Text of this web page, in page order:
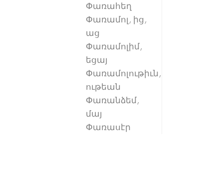
Փառահեղ
Փառամոլ, ից,
աց
Փառամոլիմ,
եցայ
Փառամոլութիւն,
ութեան
Փառանձեմ,
մայ
Փառասէր